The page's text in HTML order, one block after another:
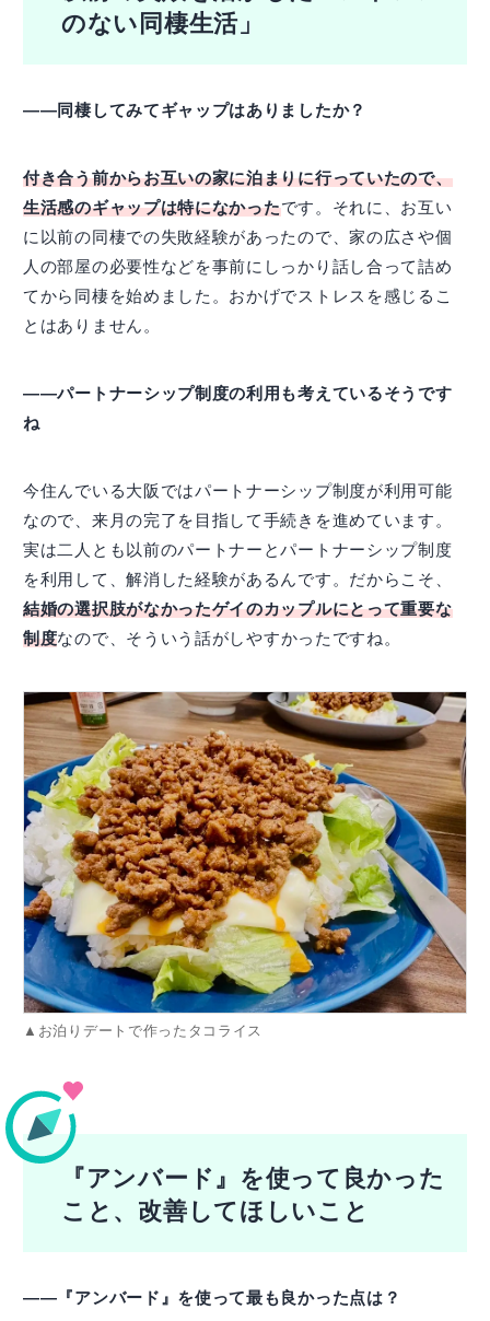
のない同棲生活」
――同棲してみてギャップはありましたか？
付き合う前からお互いの家に泊まりに行っていたので、
生活感のギャップは特になかったです。それに、お互い
に以前の同棲での失敗経験があったので、家の広さや個
人の部屋の必要性などを事前にしっかり話し合って詰め
てから同棲を始めました。おかげでストレスを感じるこ
とはありません。
――パートナーシップ制度の利用も考えているそうです
ね
今住んでいる大阪ではパートナーシップ制度が利用可能
なので、来月の完了を目指して手続きを進めています。
実は二人とも以前のパートナーとパートナーシップ制度
を利用して、解消した経験があるんです。だからこそ、
結婚の選択肢がなかったゲイのカップルにとって重要な
制度なので、そういう話がしやすかったですね。
▲お泊りデートで作ったタコライス
『アンバード』を使って良かった
こと、改善してほしいこと
――『アンバード』を使って最も良かった点は？